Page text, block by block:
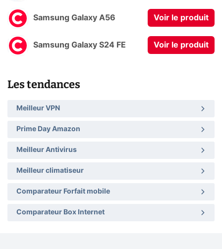
Samsung Galaxy A56 Voir le produit
Samsung Galaxy S24 FE Voir le produit
Les tendances
Meilleur VPN
Prime Day Amazon
Meilleur Antivirus
Meilleur climatiseur
Comparateur Forfait mobile
Comparateur Box Internet